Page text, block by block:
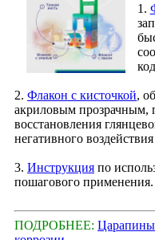
1.
2. Флакон с кисточкой,
акриловым прозрачным,
восстановления
негативного
3. Инструкция по
пошагового применения.
ПОДРОБНЕЕ: Царапины